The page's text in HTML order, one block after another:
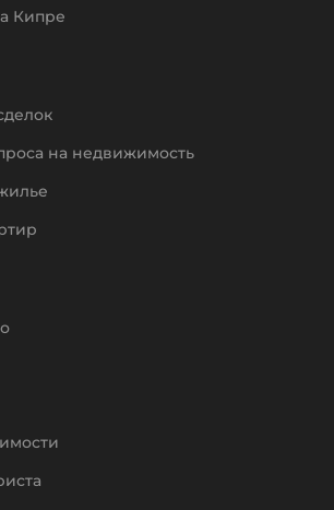
Кипре
на недвижимость